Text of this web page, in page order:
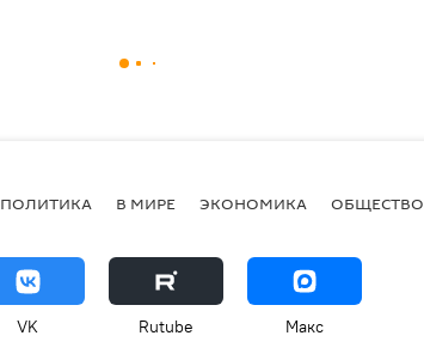
ПОЛИТИКА В МИРЕ ЭКОНОМИКА ОБЩЕСТВО
VK Rutube Макс